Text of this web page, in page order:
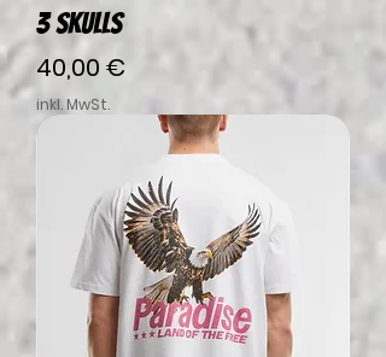
3 SKULLS
Preis
40,00 €
inkl. MwSt.